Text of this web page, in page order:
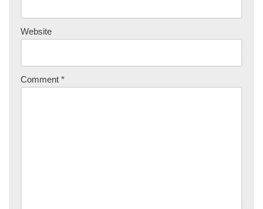
Website
Comment *